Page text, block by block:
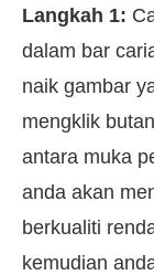
Langkah 1:
dalam bar
naik gambar
mengklik
antara muka
anda akan
berkualiti
kemudian